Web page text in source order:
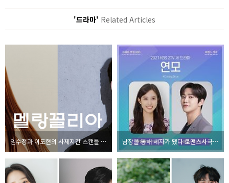
'드라마' Related Articles
임수정과 이도현의 사제지간 스캔들 드라마 멜랑꼴리아 남장을 통해 세자가 됐다 로맨스사극드라마 연모